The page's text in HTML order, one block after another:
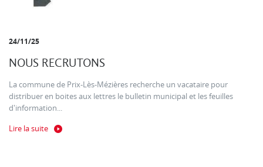
24/11/25
NOUS RECRUTONS
La commune de Prix-Lès-Mézières recherche un vacataire pour
distribuer en boites aux lettres le bulletin municipal et les feuilles
d'information...
Lire la suite